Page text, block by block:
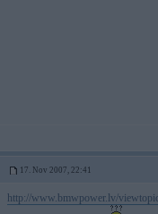
17. Nov 2007, 22:41
http://www.bmwpower.lv/